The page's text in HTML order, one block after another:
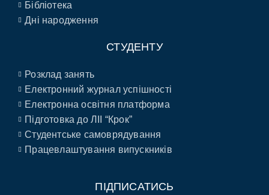
Бібліотека
Дні народження
СТУДЕНТУ
Розклад занять
Електронний журнал успішності
Електронна освітня платформа
Підготовка до ЛІІ “Крок”
Студентське самоврядування
Працевлаштування випускників
ПІДПИСАТИСЬ